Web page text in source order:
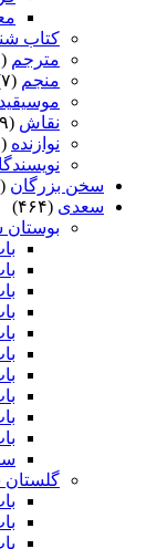
کتاب
مترجم (۱۶)
منجم (۷)
نقاش (۱۹)
نوازنده (۱۰)
سخن بزرگان (۳۱۶)
سعدی (۴۶۴)